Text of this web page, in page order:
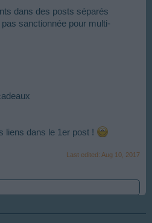
dans des posts séparés
sanctionnée pour multi-
liens dans le 1er post !
Last edited: Aug 10, 2017